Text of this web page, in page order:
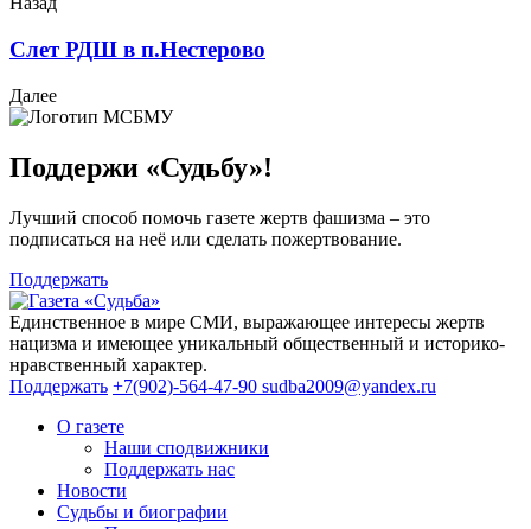
Слет РДШ в п.Нестерово
Далее
Поддержи «Судьбу»!
Лучший способ помочь газете жертв фашизма – это
подписаться на неё или сделать пожертвование.
Поддержать
Единственное в мире СМИ, выражающее интересы жертв
нацизма и имеющее уникальный общественный и историко-
нравственный характер.
Поддержать +7(902)-564-47-90 sudba2009@yandex.ru
О газете
Наши сподвижники
Поддержать нас
Новости
Судьбы и биографии